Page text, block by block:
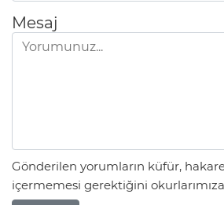
Mesaj
Gönderilen yorumların küfür,
içermemesi gerektiğini